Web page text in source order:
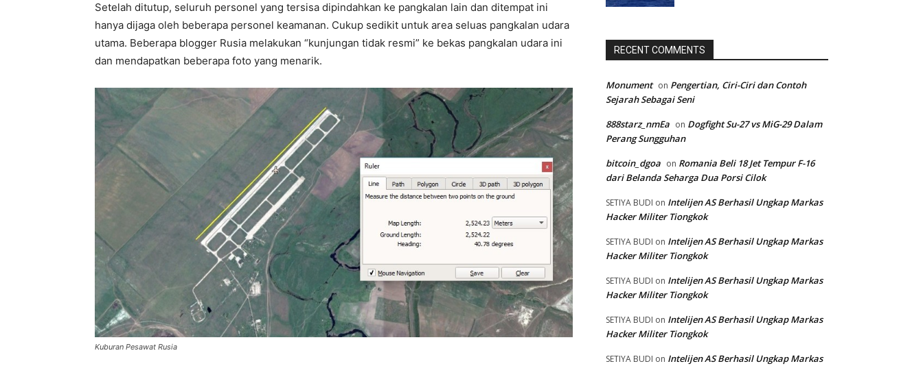
Setelah ditutup, seluruh personel yang tersisa dipindahkan ke pangkalan lain dan ditempat ini
hanya dijaga oleh beberapa personel keamanan. Cukup sedikit untuk area seluas pangkalan udara
utama. Beberapa blogger Rusia melakukan “kunjungan tidak resmi” ke bekas pangkalan udara ini
dan mendapatkan beberapa foto yang menarik.
Kuburan Pesawat Rusia
RECENT COMMENTS
Monument on Pengertian, Ciri-Ciri dan Contoh
Sejarah Sebagai Seni
888starz_nmEa on Dogfight Su-27 vs MiG-29 Dalam
Perang Sungguhan
bitcoin_dgoa on Romania Beli 18 Jet Tempur F-16
dari Belanda Seharga Dua Porsi Cilok
SETIYA BUDI on Intelijen AS Berhasil Ungkap Markas
Hacker Militer Tiongkok
SETIYA BUDI on Intelijen AS Berhasil Ungkap Markas
Hacker Militer Tiongkok
SETIYA BUDI on Intelijen AS Berhasil Ungkap Markas
Hacker Militer Tiongkok
SETIYA BUDI on Intelijen AS Berhasil Ungkap Markas
Hacker Militer Tiongkok
SETIYA BUDI on Intelijen AS Berhasil Ungkap Markas